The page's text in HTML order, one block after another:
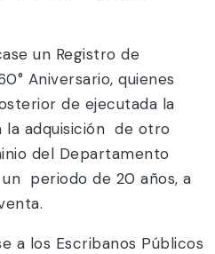
un Registro de
Aniversario, quienes
de ejecutada la
la adquisición de otro
del Departamento
un periodo de 20 años, a
a los Escribanos Públicos